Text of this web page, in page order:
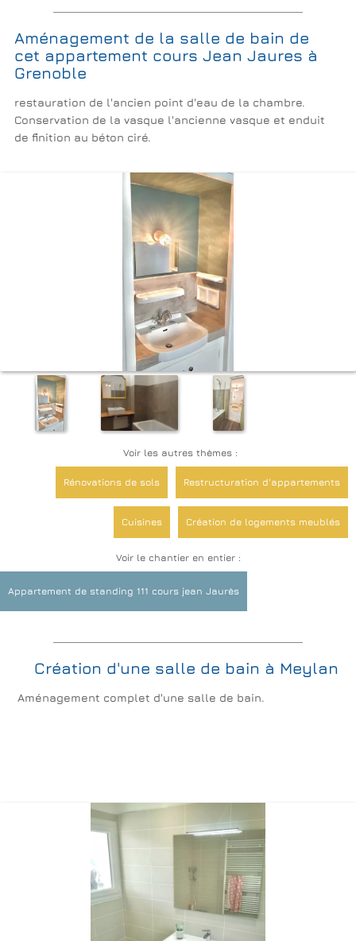
Voir le chantier en entier :
Appartement de standing 111 cours jean Jaurès
Voir les autres thèmes :
Restructuration d'appartements
Rénovations de sols
Création de logements meublés
Cuisines
Aménagement de la salle de bain de
cet appartement cours Jean Jaures à
Grenoble
restauration de l'ancien point d'eau de la chambre.
Conservation de la vasque l'ancienne vasque et enduit
de finition au béton ciré.
Création d'une salle de bain à Meylan
Aménagement complet d'une salle de bain.